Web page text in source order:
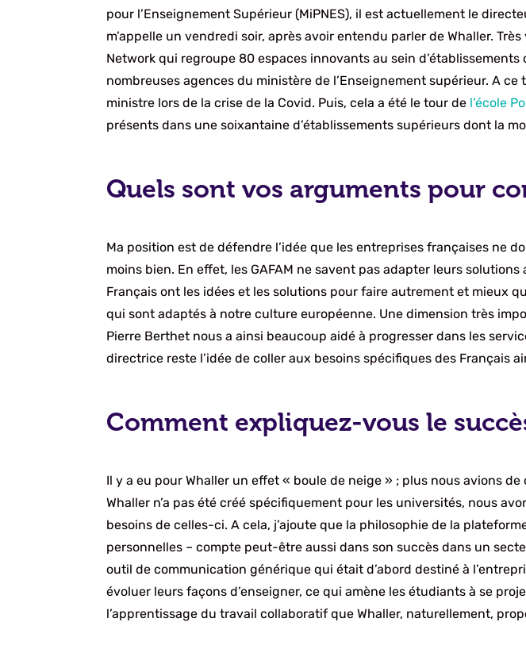
pour l’Enseignement Supérieur (MiPNES), il est actuellement le
m’appelle un vendredi soir, après avoir entendu parler de Whaller.
Network qui regroupe 80 espaces innovants au sein
nombreuses agences du ministère de l’Enseignement supérieur. A
ministre lors de la crise de la Covid. Puis, cela a été le tour de l’école
présents dans une soixantaine d’établissements supérieurs dont la
Quels sont vos arguments pour
Ma position est de défendre l’idée que les entreprises françaises ne
moins bien. En effet, les GAFAM ne savent pas adapter leurs
Français ont les idées et les solutions pour faire autrement et mieux
qui sont adaptés à notre culture européenne. Une dimension très
Pierre Berthet nous a ainsi beaucoup aidé à progresser dans les
directrice reste l’idée de coller aux besoins spécifiques des Français
Comment expliquez-vous le
Il y a eu pour Whaller un effet « boule de neige » ; plus nous avions
Whaller n’a pas été créé spécifiquement pour les universités, nous
besoins de celles-ci. A cela, j’ajoute que la philosophie de la
personnelles – compte peut-être aussi dans son succès dans un
outil de communication générique qui était d’abord destiné à
évoluer leurs façons d’enseigner, ce qui amène les étudiants à se
l’apprentissage du travail collaboratif que Whaller, naturellement,